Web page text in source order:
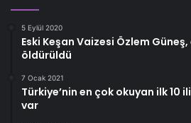
5 Eylül 2020
Eski Keşan Vaizesi Özlem
öldürüldü
7 Ocak 2021
Türkiye’nin en çok okuyan ilk 10
var